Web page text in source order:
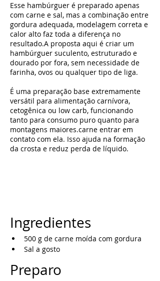
Esse hambúrguer é preparado apenas
com carne e sal, mas a combinação entre
gordura adequada, modelagem correta e
calor alto faz toda a diferença no
resultado.A proposta aqui é criar um
hambúrguer suculento, estruturado e
dourado por fora, sem necessidade de
farinha, ovos ou qualquer tipo de liga.
É uma preparação base extremamente
versátil para alimentação carnívora,
cetogênica ou low carb, funcionando
tanto para consumo puro quanto para
montagens maiores.carne entrar em
contato com ela. Isso ajuda na formação
da crosta e reduz perda de líquido.
Ingredientes
500 g de carne moída com gordura
Sal a gosto
Preparo